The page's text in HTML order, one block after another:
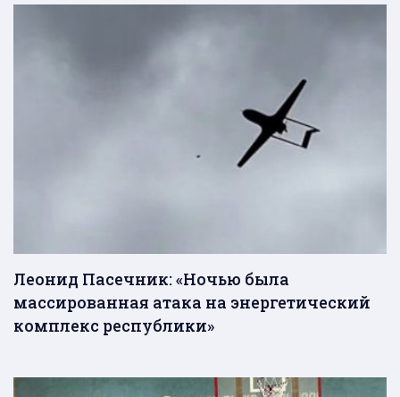
Леонид Пасечник: «Ночью была
массированная атака на энергетический
комплекс республики»